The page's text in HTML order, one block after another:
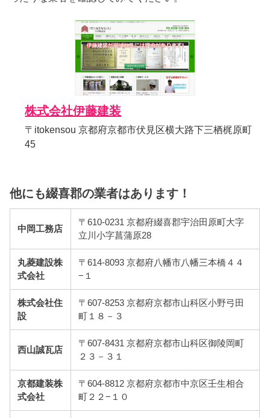
株式会社伊藤建装
〒itokensou 京都府京都市伏見区横大路下三栖梶原町
45
他にも綴喜郡の業者はあります！
中岡工務店
〒610-0231 京都府綴喜郡宇治田原町大字
立川小字菖蒲原28
丸菱建設株
式会社
〒614-8093 京都府八幡市八幡三本橋４４
−１
株式会社住
設
〒607-8253 京都府京都市山科区小野弓田
町１８－３
西山誠瓦店
〒607-8431 京都府京都市山科区御陵岡町
２３－３１
京都建装株
式会社
〒604-8812 京都府京都市中京区壬生相合
町２２−１０